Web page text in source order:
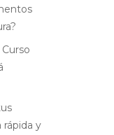
Curso
y